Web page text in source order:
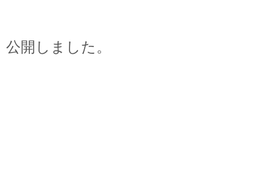
開しました。